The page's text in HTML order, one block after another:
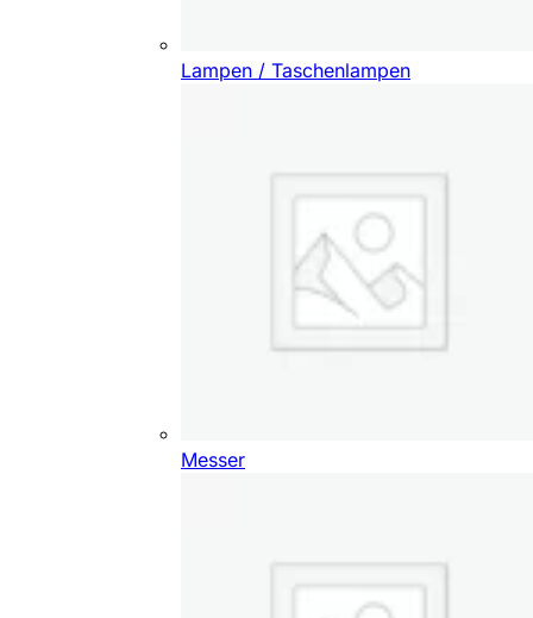
Lampen / Taschenlampen
Messer